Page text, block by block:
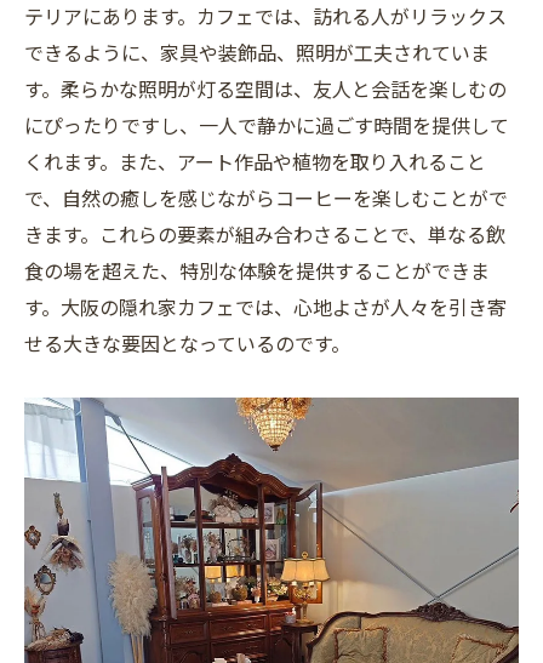
テリアにあります。カフェでは、訪れる人がリラックス
できるように、家具や装飾品、照明が工夫されていま
す。柔らかな照明が灯る空間は、友人と会話を楽しむの
にぴったりですし、一人で静かに過ごす時間を提供して
くれます。また、アート作品や植物を取り入れること
で、自然の癒しを感じながらコーヒーを楽しむことがで
きます。これらの要素が組み合わさることで、単なる飲
食の場を超えた、特別な体験を提供することができま
す。大阪の隠れ家カフェでは、心地よさが人々を引き寄
せる大きな要因となっているのです。